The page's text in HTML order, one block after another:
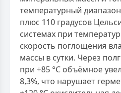
температурный
плюс 110 градусов
системах при
скорость поглощения
массы в сутки. Через
при +85 °С объёмное
8,3%, что нарушает